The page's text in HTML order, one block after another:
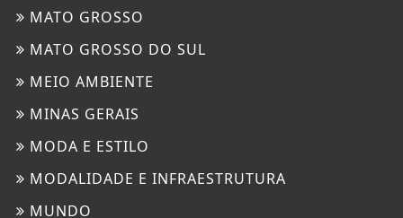
MATO GROSSO
MATO GROSSO DO SUL
MEIO AMBIENTE
MINAS GERAIS
MODA E ESTILO
MODALIDADE E INFRAESTRUTURA
MUNDO